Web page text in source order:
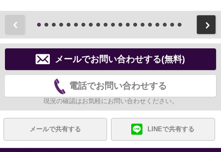
メールでお問い合わせする(無料)
電話でお問い合わせする
現況の確認はお気軽にお問い合わせください。
メールで共有する LINEで共有する